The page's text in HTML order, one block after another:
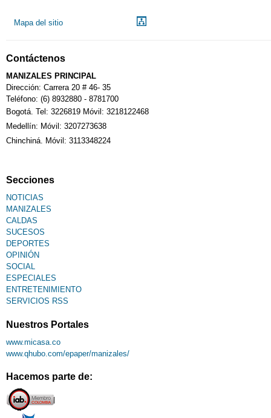
Mapa del sitio
Contáctenos
MANIZALES PRINCIPAL
Dirección: Carrera 20 # 46- 35
Teléfono: (6) 8932880 - 8781700
Bogotá. Tel: 3226819 Móvil: 3218122468
Medellín: Móvil: 3207273638
Chinchiná. Móvil: 3113348224
Secciones
NOTICIAS
MANIZALES
CALDAS
SUCESOS
DEPORTES
OPINIÓN
SOCIAL
ESPECIALES
ENTRETENIMIENTO
SERVICIOS RSS
Nuestros Portales
www.micasa.co
www.qhubo.com/epaper/manizales/
Hacemos parte de: